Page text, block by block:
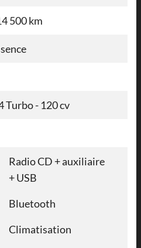
500 km
Turbo - 120 cv
Radio CD + auxiliaire
+ USB
Bluetooth
Climatisation